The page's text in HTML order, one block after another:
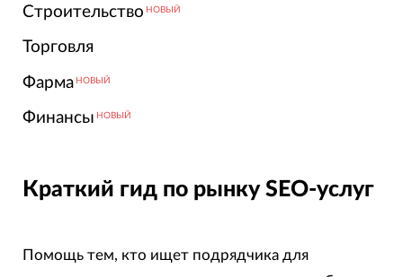
Строительство НОВЫЙ
Торговля
Фарма НОВЫЙ
Финансы НОВЫЙ
Краткий гид по рынку SEO-услуг
Помощь тем, кто ищет подрядчика для